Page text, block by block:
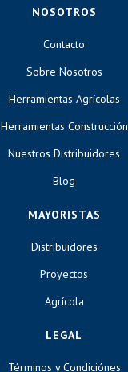
NOSOTROS
Contacto
Sobre Nosotros
Herramientas Agrícolas
Herramientas Construcción
Nuestros Distribuidores
Blog
MAYORISTAS
Distribuidores
Proyectos
Agrícola
LEGAL
Términos y Condiciónes